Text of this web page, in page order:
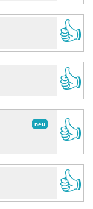
👍
👍
neu
👍
👍